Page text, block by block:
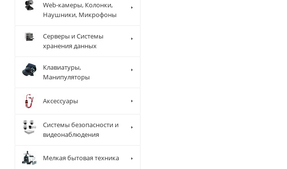
Web-камеры, Колонки,
Наушники, Микрофоны
Серверы и Системы
хранения данных
Клавиатуры,
Манипуляторы
Аксессуары
Системы безопасности и
видеонаблюдения
Мелкая бытовая техника